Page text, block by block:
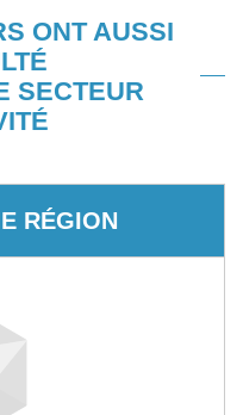
ONT AUSSI
SECTEUR
RÉGION